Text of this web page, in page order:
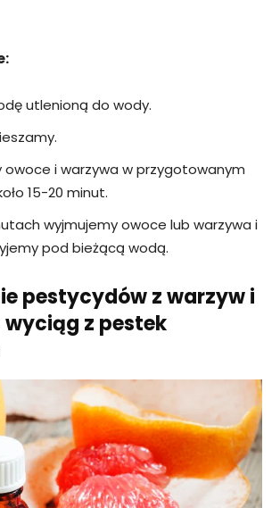
utlenioną do wody.
owoce i warzywa w przygotowanym
15-20 minut.
wyjmujemy owoce lub warzywa i
pod bieżącą wodą.
pestycydów z warzyw i
z pestek